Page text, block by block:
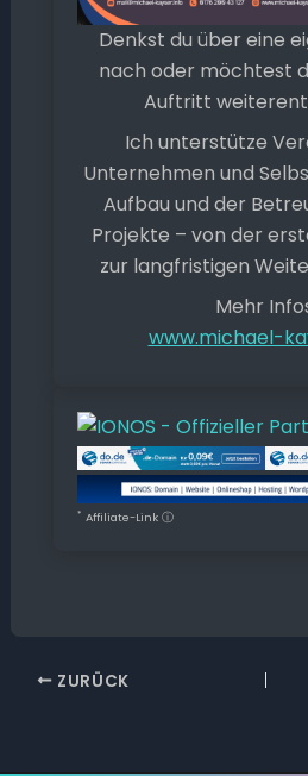
Denkst du über eine
nach oder möchtest
Auftritt
Ich unterstütze
Unternehmen und
Aufbau und der
Projekte – von der
zur langfristigen
Mehr
www.michael-
* Affiliate-Link ⓘ
ZURÜCK